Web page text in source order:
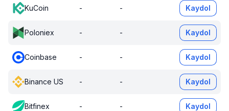
KuCoin - - Kaydol
Poloniex - - Kaydol
Coinbase - - Kaydol
Binance US - - Kaydol
Bitfinex - - Kaydol